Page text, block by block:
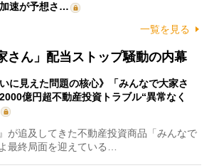
速が予想さ…
一覧を見る
さん」配当ストップ騒動の内幕
いに見えた問題の核心》「みんなで大家さ
億円超不動産投資トラブル“異常なく
が追及してきた不動産投資商品「みんなで
最終局面を迎えている…